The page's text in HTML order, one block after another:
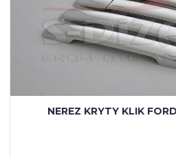
NEREZ KRYTY KLIK